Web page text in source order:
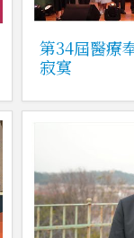
第34屆醫療
寂寞